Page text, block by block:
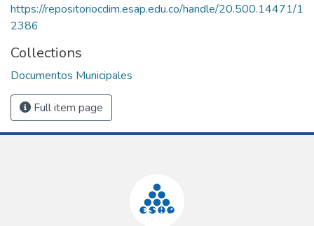
https://repositoriocdim.esap.edu.co/handle/20.500.14471/1
2386
Collections
Documentos Municipales
Full item page